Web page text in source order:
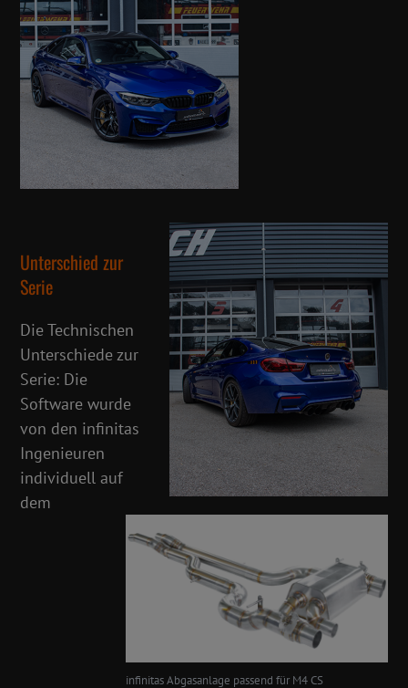
Unterschied zur
Serie
infinitas Abgasanlage passend für M4 CS
Die Technischen
Unterschiede zur
Serie: Die
Software wurde
von den infinitas
Ingenieuren
individuell auf
dem